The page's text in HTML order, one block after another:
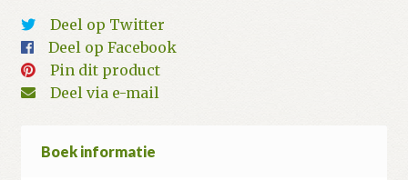
Deel op Twitter
Deel op Facebook
Pin dit product
Deel via e-mail
Boek informatie